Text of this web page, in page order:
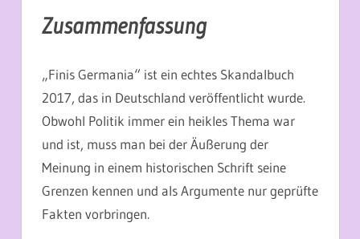
Zusammenfassung
„Finis Germania“ ist ein echtes Skandalbuch
2017, das in Deutschland veröffentlicht wurde.
Obwohl Politik immer ein heikles Thema war
und ist, muss man bei der Äußerung der
Meinung in einem historischen Schrift seine
Grenzen kennen und als Argumente nur geprüfte
Fakten vorbringen.